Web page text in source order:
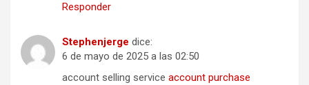
Responder
Stephenjerge dice:
6 de mayo de 2025 a las 02:50
account selling service account purchase